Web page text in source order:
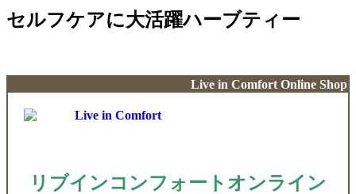
セルフケアに大活躍ハーブティー
Live in Comfort Online Shop
リブインコンフォートオンライン